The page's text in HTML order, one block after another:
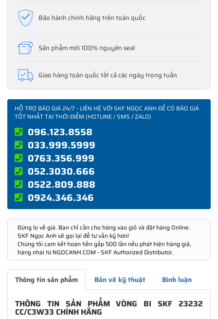
Bảo hành chính hãng trên toàn quốc
Sản phẩm mới 100% nguyên seal
Giao hàng toàn quốc tất cả các ngày trong tuần
HỖ TRỢ BÁO GIÁ 24/7 - LIÊN HỆ VỚI SKF NGỌC ANH ĐỂ CÓ BÁO GIÁ
TỐT NHẤT TẠI THỜI ĐIỂM (HOTLINE / SMS / ZALO)
096.123.8558
033.999.5999
0763.356.999
052.3030.666
0522.809.888
0924.346.346
Đừng lo về giá. Bạn chỉ cần cho hàng vào giỏ và đặt hàng Online.
SKF Ngọc Anh sẽ gọi lại để tư vấn kỹ hơn!
Chúng tôi cam kết hoàn tiền gấp 500 lần nếu phát hiện hàng giả,
hàng nhái từ NGOCANH.COM - SKF Authorized Distributor.
Thông tin sản phẩm Bản vẽ kỹ thuật Bình luận
THÔNG TIN SẢN PHẨM VÒNG BI SKF 23232
CC/C3W33 CHÍNH HÃNG